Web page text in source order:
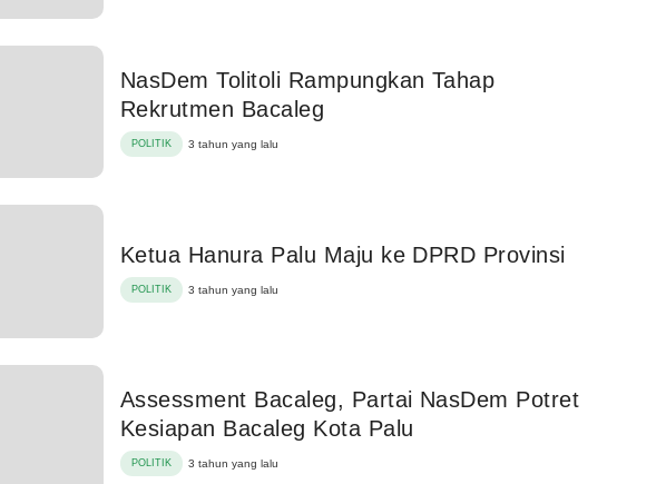
NasDem Tolitoli Rampungkan Tahap
Rekrutmen Bacaleg
POLITIK 3 tahun yang lalu
Ketua Hanura Palu Maju ke DPRD Provinsi
POLITIK 3 tahun yang lalu
Assessment Bacaleg, Partai NasDem Potret
Kesiapan Bacaleg Kota Palu
POLITIK 3 tahun yang lalu